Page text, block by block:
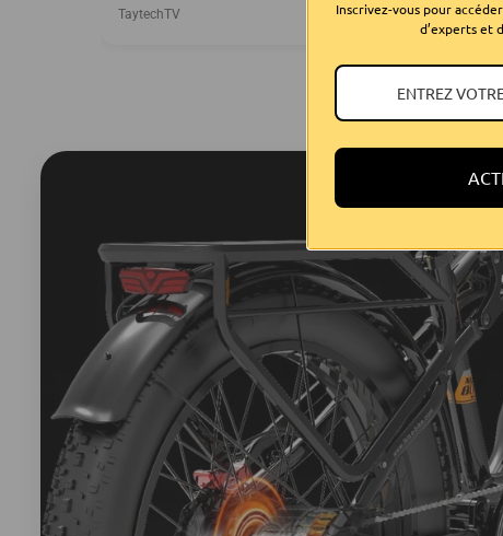
WHAT'S THAT LIKE?! 🤔 A MONSTER
😈
TaytechTV
Inscrivez-vous pour
d’experts et